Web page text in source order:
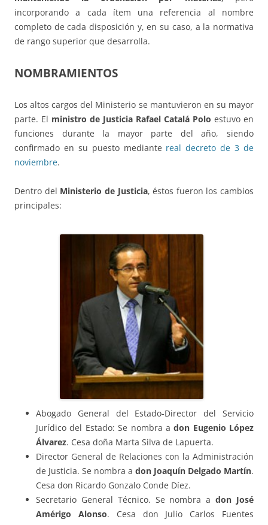
incorporando a cada ítem una referencia al nombre
completo de cada disposición y, en su caso, a la normativa
de rango superior que desarrolla.
NOMBRAMIENTOS
Los altos cargos del Ministerio se mantuvieron en su mayor
parte. El ministro de Justicia Rafael Catalá Polo estuvo en
funciones durante la mayor parte del año, siendo
confirmado en su puesto mediante real decreto de 3 de
noviembre.
Dentro del Ministerio de Justicia, éstos fueron los cambios
principales:
Abogado General del Estado-Director del Servicio
Jurídico del Estado: Se nombra adon Eugenio López
Álvarez. Cesa doña Marta Silva de Lapuerta.
Director General de Relaciones con la Administración
de Justicia. Se nombra a don Joaquín Delgado Martín.
Cesa don Ricardo Gonzalo Conde Díez.
Secretario General Técnico. Se nombra adon José
Amérigo Alonso. Cesa don Julio Carlos Fuentes